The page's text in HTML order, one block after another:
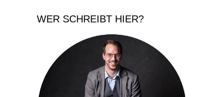
WER SCHREIBT HIER?